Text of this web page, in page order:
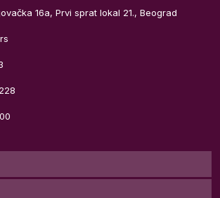
16a, Prvi sprat lokal 21., Beograd